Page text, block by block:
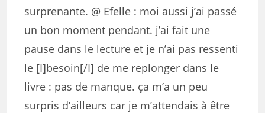
surprenante. @ Efelle : moi aussi j’ai passé
un bon moment pendant. j’ai fait une
pause dans le lecture et je n’ai pas ressenti
le [I]besoin[/I] de me replonger dans le
livre : pas de manque. ça m’a un peu
surpris d’ailleurs car je m’attendais à être